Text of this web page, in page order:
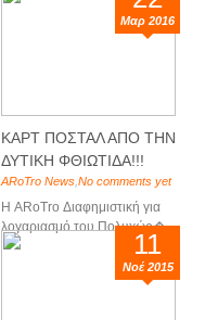
Μαρ 2016
ΚΑΡΤ ΠΟΣΤΑΛ ΑΠΟ ΤΗΝ
ΔΥΤΙΚΗ ΦΘΙΩΤΙΔΑ!!!
ARoTro News No comments yet
Η ARoTro Διαφημιστική για
λογαριασμό του Πολυχώρ�...
11
Νοέ 2015